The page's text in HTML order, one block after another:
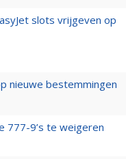
slots vrijgeven op
nieuwe bestemmingen
777-9’s te weigeren